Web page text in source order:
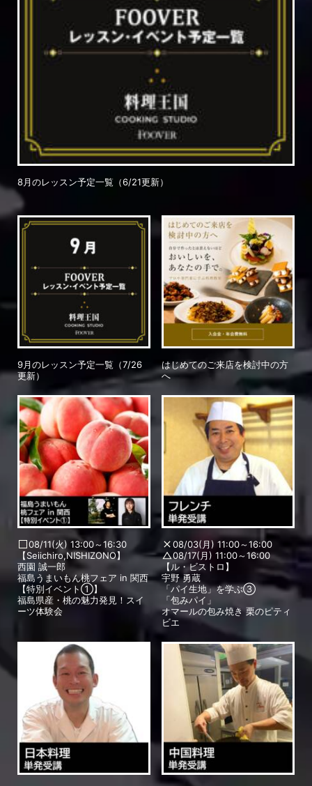
8月のレッスン予定一覧（6/21更新）
9月のレッスン予定一覧（7/26
更新）
はじめてのご来店を検討中の方
へ
08/11(火) 13:00～16:30
【Seiichiro,NISHIZONO】
西園 誠一郎
福島うまいもん桃フェア in 関西
【特別イベント①】
福島県産・桃の魅力発見！スイ
ーツ体験会
08/03(月) 11:00～16:00
08/17(月) 11:00～16:00
【ル・ビストロ】
宇野 勇蔵
「パイ生地」を学ぶ③
「包みパイ」
オマールの包み焼き 栗のピティ
ビエ